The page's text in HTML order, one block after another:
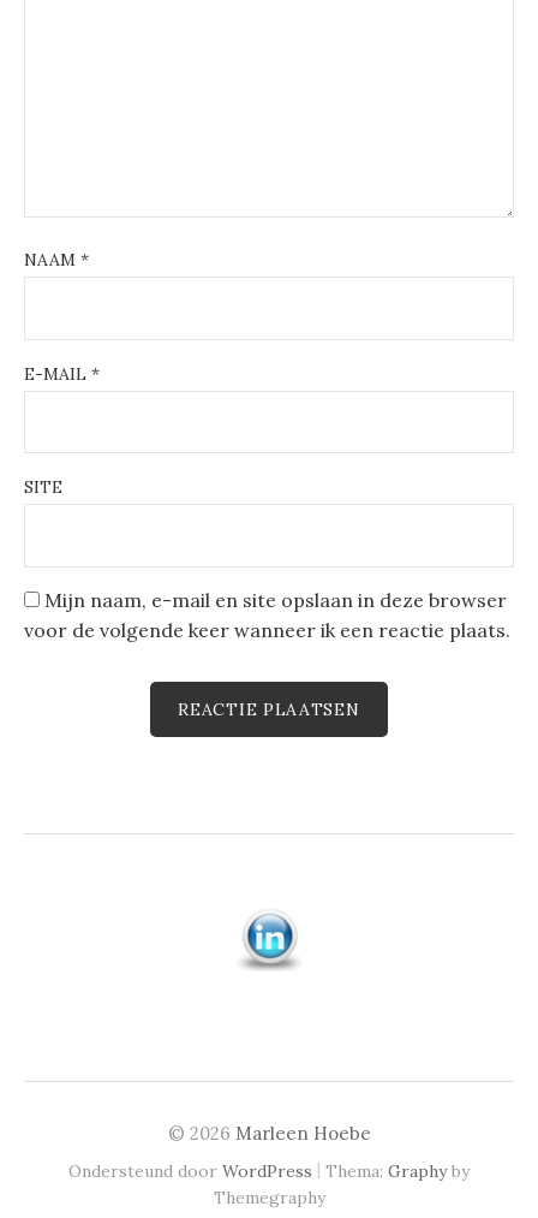
NAAM *
E-MAIL *
SITE
Mijn naam, e-mail en site opslaan in deze browser
voor de volgende keer wanneer ik een reactie plaats.
© 2026 Marleen Hoebe
Ondersteund door WordPress | Thema: Graphyby
Themegraphy